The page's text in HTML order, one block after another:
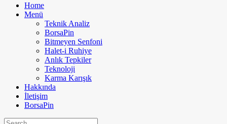
Home
Menü
Teknik Analiz
BorsaPin
Bitmeyen Senfoni
Halet-i Ruhiye
Anlık Tepkiler
Teknoloji
Karma Karışık
Hakkında
İletişim
BorsaPin